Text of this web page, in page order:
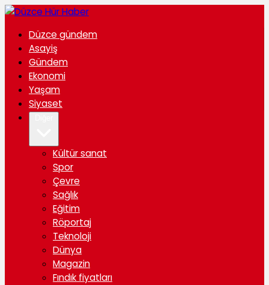
Düzce gündem
Asayiş
Gündem
Ekonomi
Yaşam
Siyaset
Kültür sanat
Spor
Çevre
Sağlık
Eğitim
Röportaj
Teknoloji
Dünya
Magazin
Fındık fiyatları